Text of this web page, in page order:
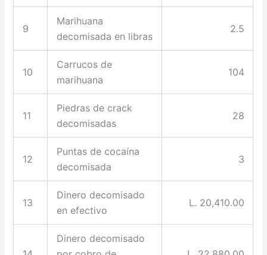
9
Marihuana
decomisada en libras
2.5
10
Carrucos de
marihuana
104
11
Piedras de crack
decomisadas
28
12
Puntas de cocaína
decomisada
3
13
Dinero decomisado
en efectivo
L. 20,410.00
Dinero decomisado